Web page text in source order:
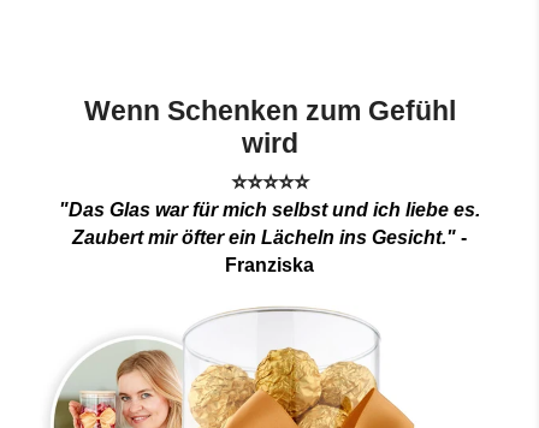
Wenn Schenken zum Gefühl
wird
⭐⭐⭐⭐⭐
"Das Glas war für mich selbst und ich liebe es.
Zaubert mir öfter ein Lächeln ins Gesicht." -
Franziska